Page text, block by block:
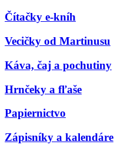
Čítačky e-kníh
Vecičky od Martinusu
Káva, čaj a pochutiny
Hrnčeky a fľaše
Papiernictvo
Zápisníky a kalendáre